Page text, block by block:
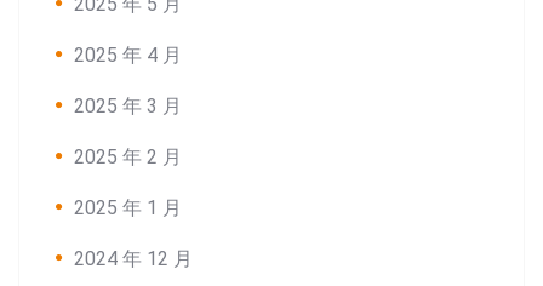
2025 年 4 月
2025 年 3 月
2025 年 2 月
2025 年 1 月
2024 年 12 月